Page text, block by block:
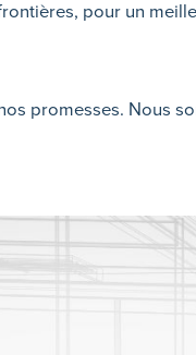
pour un
promesses. Nous